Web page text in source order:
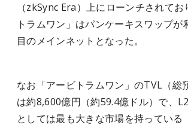
（zkSync Era）上にローンチされて
トラムワン」はパンケーキスワップが
目のメインネットとなった。
なお「アービトラムワン」のTVL（総
は約8,600億円（約59.4億ドル） で、
としては最も大きな市場を持ってい